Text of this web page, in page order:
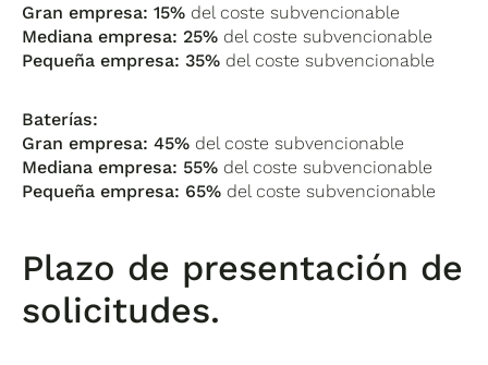
Gran empresa: 15% del coste subvencionable
Mediana empresa: 25% del coste subvencionable
Pequeña empresa: 35% del coste subvencionable
Baterías:
Gran empresa: 45% del coste subvencionable
Mediana empresa: 55% del coste subvencionable
Pequeña empresa: 65% del coste subvencionable
Plazo de presentación de
solicitudes.